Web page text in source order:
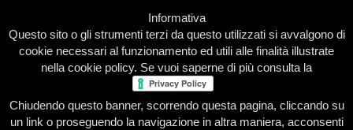
Home Presentazione Redazione Le nostre firme
Informativa
Questo sito o gli strumenti terzi da questo utilizzati si avvalgono di
cookie necessari al funzionamento ed utili alle finalità illustrate
nella cookie policy. Se vuoi saperne di più consulta la
Chiudendo questo banner, scorrendo questa pagina, cliccando su
un link o proseguendo la navigazione in altra maniera, acconsenti